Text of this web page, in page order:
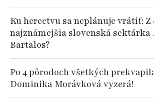
Ku herectvu sa neplánuje vrátiť: Z
najznámejšia slovenská sektárka
Bartalos?
Po 4 pôrodoch všetkých
Dominika Morávková vyzerá!